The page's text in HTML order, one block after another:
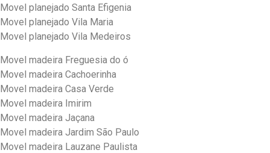
Movel planejado Santa Efigenia
Movel planejado Vila Maria
Movel planejado Vila Medeiros
Movel madeira Freguesia do ó
Movel madeira Cachoerinha
Movel madeira Casa Verde
Movel madeira Imirim
Movel madeira Jaçana
Movel madeira Jardim São Paulo
Movel madeira Lauzane Paulista